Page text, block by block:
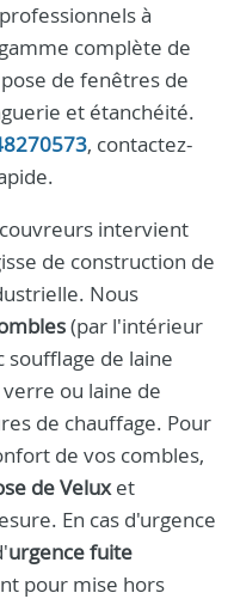
à
complète de
de fenêtres de
et étanchéité.
, contactez-
intervient
de construction de
Nous
(par l'intérieur
soufflage de laine
ou laine de
de chauffage. Pour
de vos combles,
de Veluxet
En cas d'urgence
urgence fuite
pour mise hors